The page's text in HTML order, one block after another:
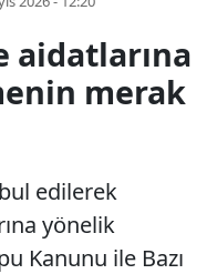
aidatlarına
merak
edilerek
yönelik
Kanunu ile Bazı